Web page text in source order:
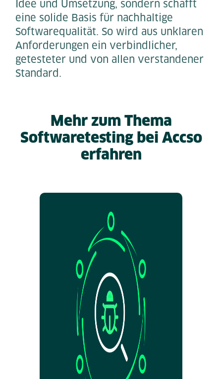
Idee und Umsetzung, sondern schafft
eine solide Basis für nachhaltige
Softwarequalität. So wird aus unklaren
Anforderungen ein verbindlicher,
getesteter und von allen verstandener
Standard.
Mehr zum Thema
Softwaretesting bei Accso
erfahren